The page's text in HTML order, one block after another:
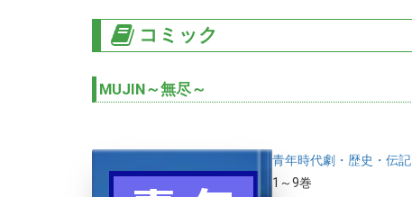
コミック
MUJIN～無尽～
青年時代劇・歴史・伝記
1～9巻